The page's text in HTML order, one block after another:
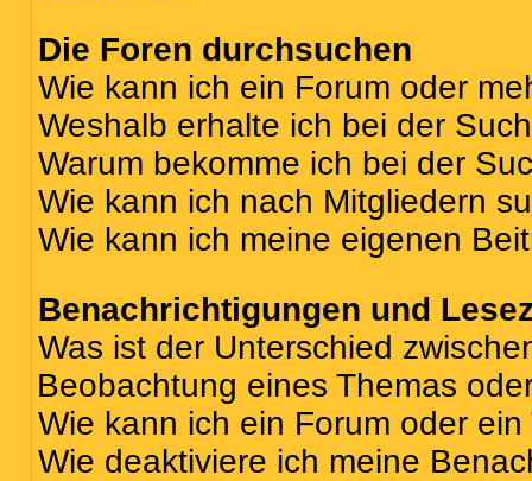
Die Foren durchsuchen
Wie kann ich ein Forum oder
Weshalb erhalte ich bei der
Warum bekomme ich bei der
Wie kann ich nach Mitgliedern
Wie kann ich meine eigenen
Benachrichtigungen und
Was ist der Unterschied
Beobachtung eines Themas
Wie kann ich ein Forum oder
Wie deaktiviere ich meine